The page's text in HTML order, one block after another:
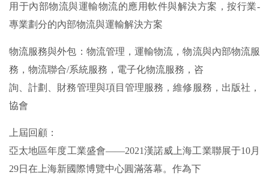
用于內部物流與運輸物流的應用軟件與解決方案，按行業-
專業劃分的內部物流與運輸解決方案
物流服務與外包：物流管理，運輸物流，物流與內部物流服
務，物流聯合/系統服務，電子化物流服務，咨
詢、計劃、財務管理與項目管理服務，維修服務，出版社，
協會
上屆回顧：
亞太地區年度工業盛會——2021漢諾威上海工業聯展于10月
29日在上海新國際博覽中心圓滿落幕。作為下